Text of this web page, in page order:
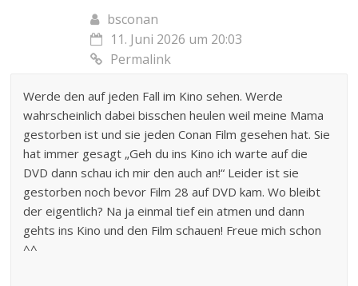
bsconan
11. Juni 2026 um 20:03
Permalink
Werde den auf jeden Fall im Kino sehen. Werde
wahrscheinlich dabei bisschen heulen weil meine Mama
gestorben ist und sie jeden Conan Film gesehen hat. Sie
hat immer gesagt „Geh du ins Kino ich warte auf die
DVD dann schau ich mir den auch an!“ Leider ist sie
gestorben noch bevor Film 28 auf DVD kam. Wo bleibt
der eigentlich? Na ja einmal tief ein atmen und dann
gehts ins Kino und den Film schauen! Freue mich schon
^^